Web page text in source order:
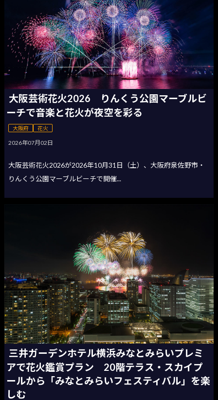
大阪芸術花火2026 りんくう公園マーブルビ
ーチで音楽と花火が夜空を彩る
大阪府 花火
2026年07月02日
大阪芸術花火2026が2026年10月31日（土）、大阪府泉佐野市・
りんくう公園マーブルビーチで開催...
三井ガーデンホテル横浜みなとみらいプレミ
アで花火鑑賞プラン 20階テラス・スカイプ
ールから「みなとみらいフェスティバル」を楽
しむ